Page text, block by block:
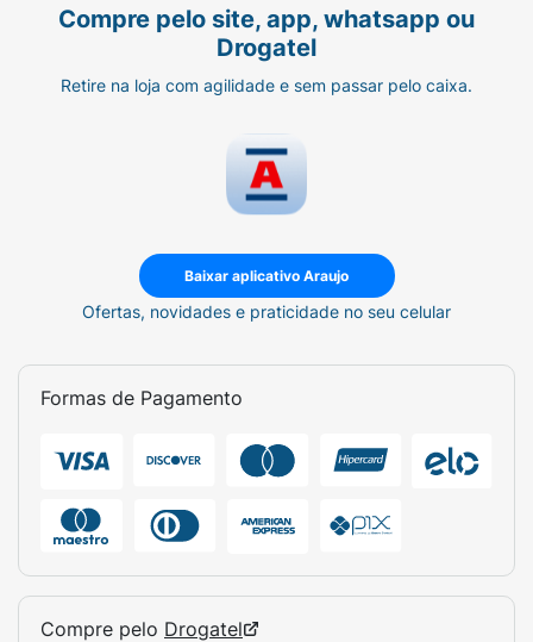
Compre pelo site, app, whatsapp ou
Drogatel
Retire na loja com agilidade e sem passar pelo caixa.
Baixar aplicativo Araujo
Ofertas, novidades e praticidade no seu celular
Formas de Pagamento
Compre pelo Drogatel